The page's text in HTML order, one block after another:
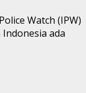
Watch (IPW)
ada